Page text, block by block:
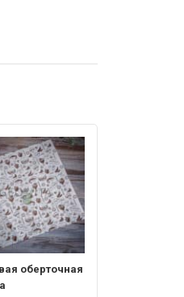
оберточная